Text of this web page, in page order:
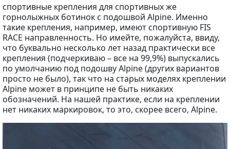
спортивные крепления для спортивных же
горнолыжных ботинок с подошвой Alpine. Именно
такие крепления, например, имеют спортивную FIS
RACE направленность. Но имейте, пожалуйста, ввиду,
что буквально несколько лет назад практически все
крепления (подчеркиваю – все на 99,9%) выпускались
по умолчанию под подошву Alpine (других вариантов
просто не было), так что на старых моделях креплении
Alpine может в принципе не быть никаких
обозначений. На нашей практике, если на креплении
нет никаких маркировок, то это, скорее всего, Alpine.